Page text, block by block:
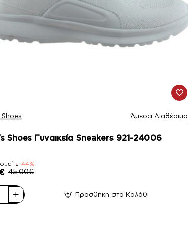
Άμεσα Διαθέσιμο
Shoes Γυναικεία Sneakers 921-24006
-44%
45,00€
Προσθήκη στο Καλάθι